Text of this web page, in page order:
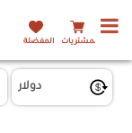
المشتريات المفضلة